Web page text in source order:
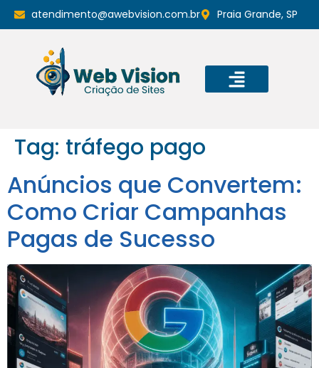
atendimento@awebvision.com.br Praia Grande, SP
Tag: tráfego pago
Anúncios que Convertem:
Como Criar Campanhas
Pagas de Sucesso